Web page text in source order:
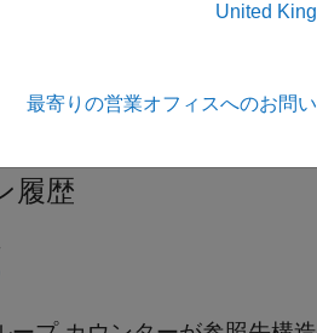
履歴
United
最寄りの営業オフィスへのお問